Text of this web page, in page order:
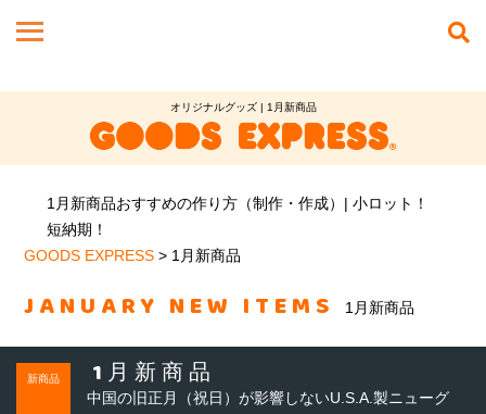
オリジナルグッズ | 1月新商品
1月新商品おすすめの作り方（制作・作成）| 小ロット！
短納期！
GOODS EXPRESS > 1月新商品
JANUARY NEW ITEMS 1月新商品
新商品 1月新商品
中国の旧正月（祝日）が影響しないU.S.A.製ニューグ